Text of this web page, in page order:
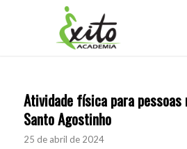
Atividade física para pessoas
Santo Agostinho
25 de abril de 2024